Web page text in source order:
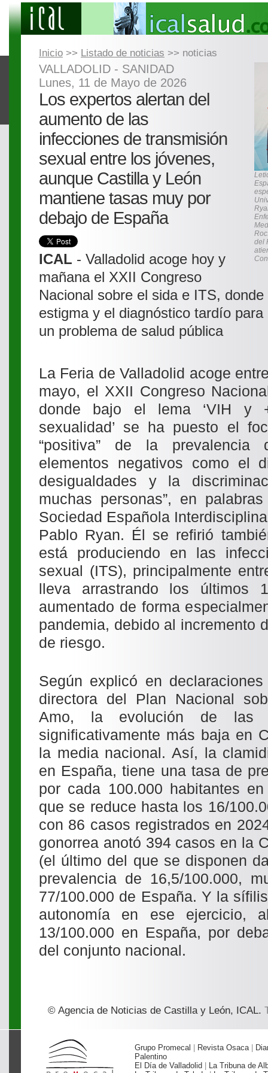
Inicio >> Listado de noticias >> noticias
del
VALLADOLID - SANIDAD
Lunes, 11 de Mayo de 2026
Los expertos alertan del
aumento de las
infecciones de transmisión
sexual entre los jóvenes,
aunque Castilla y León
mantiene tasas muy por
debajo de España
ICAL - Valladolid acoge hoy y
mañana el XXII Congreso
Nacional sobre el sida e ITS,
estigma y el diagnóstico tardío
un problema de salud pública
La Feria de Valladolid acoge
mayo, el XXII Congreso
donde bajo el lema ‘VIH y
sexualidad’ se ha puesto el
“positiva” de la
elementos negativos como el
desigualdades y la
muchas personas”, en
Sociedad Española
Pablo Ryan. Él se refirió
está produciendo en las
sexual (ITS), principalmente
lleva arrastrando los últimos
aumentado de forma
pandemia, debido al incremento
de riesgo.
Según explicó en
directora del Plan Nacional
Amo, la evolución de las
significativamente más baja en
la media nacional. Así, la
en España, tiene una tasa de
por cada 100.000 habitantes
que se reduce hasta los 16/
con 86 casos registrados en
gonorrea anotó 394 casos en la
(el último del que se disponen
prevalencia de 16,5/100.000,
77/100.000 de España. Y la
autonomía en ese ejercicio,
13/100.000 en España, por
del conjunto nacional.
© Agencia de Noticias de Castilla y León, ICAL.
Grupo Promecal Revista Osaca
Palentino
El Día de Valladolid
La Tribuna de